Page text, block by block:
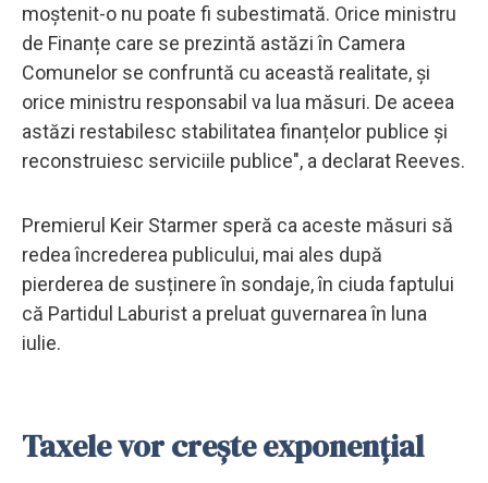
moștenit-o nu poate fi subestimată. Orice ministru
de Finanțe care se prezintă astăzi în Camera
Comunelor se confruntă cu această realitate, și
orice ministru responsabil va lua măsuri. De aceea
astăzi restabilesc stabilitatea finanțelor publice și
reconstruiesc serviciile publice", a declarat Reeves.
Premierul Keir Starmer speră ca aceste măsuri să
redea încrederea publicului, mai ales după
pierderea de susținere în sondaje, în ciuda faptului
că Partidul Laburist a preluat guvernarea în luna
iulie.
Taxele vor crește exponențial